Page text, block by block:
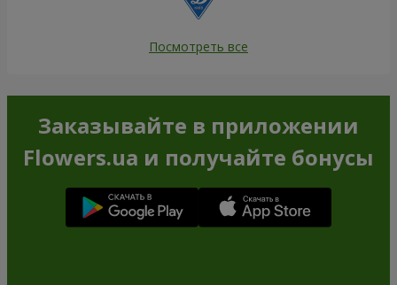
Посмотреть все
Заказывайте в приложении
Flowers.ua и получайте бонусы